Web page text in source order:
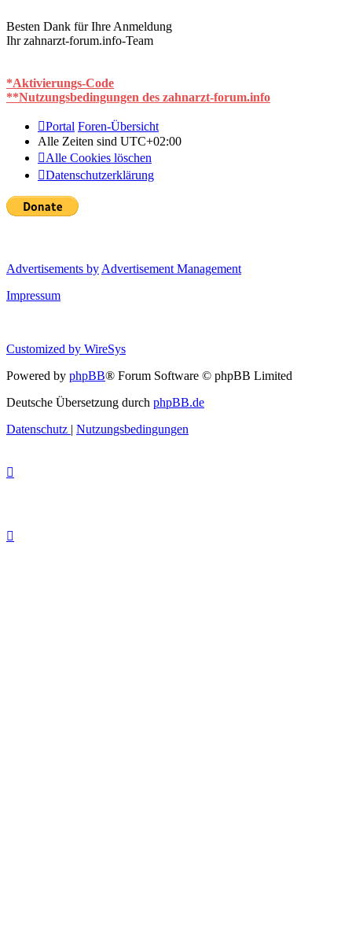
Besten Dank für Ihre Anmeldung
Ihr zahnarzt-forum.info-Team
*Aktivierungs-Code
**Nutzungsbedingungen des zahnarzt-forum.info
Portal Foren-Übersicht
Alle Zeiten sind UTC+02:00
Alle Cookies löschen
Datenschutzerklärung
Advertisements by Advertisement Management
Impressum
Customized by WireSys
Powered by phpBB® Forum Software © phpBB Limited
Deutsche Übersetzung durch phpBB.de
Datenschutz | Nutzungsbedingungen